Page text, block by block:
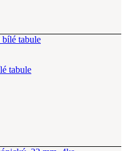
tabule